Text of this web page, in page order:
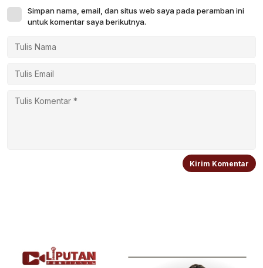
Simpan nama, email, dan situs web saya pada peramban ini
untuk komentar saya berikutnya.